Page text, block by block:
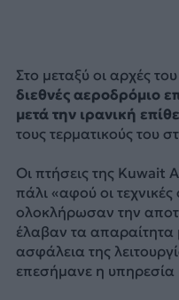
Στο μεταξύ οι αρχές
διεθνές αεροδρόμιο
μετά την ιρανική
τους τερματικούς του
Οι πτήσεις της Kuwait
πάλι «αφού οι
ολοκλήρωσαν την
έλαβαν τα απαραίτητα
ασφάλεια της
επεσήμανε η υπηρεσία